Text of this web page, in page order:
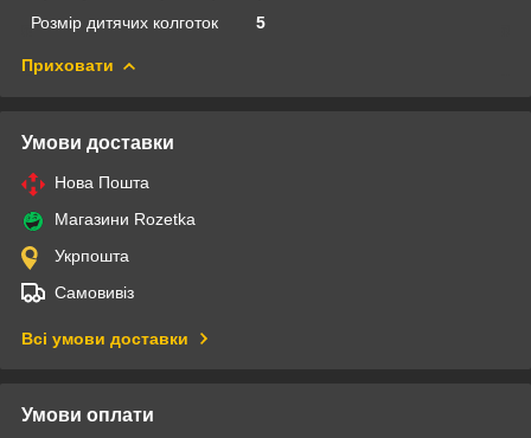
Розмір дитячих колготок
5
Приховати
Умови доставки
Нова Пошта
Магазини Rozetka
Укрпошта
Самовивіз
Всі умови доставки
Умови оплати